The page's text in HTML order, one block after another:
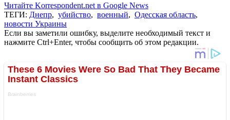
Читайте Korrespondent.net в Google News
ТЕГИ: Днепр, убийство, военный, Одесская область,
новости Украины
Если вы заметили ошибку, выделите необходимый текст и
нажмите Ctrl+Enter, чтобы сообщить об этом редакции.